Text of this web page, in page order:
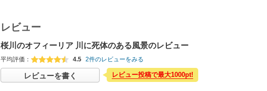
レビュー
桜川のオフィーリア 川に死体のある風景のレビュー
平均評価： 4.5 2件のレビューをみる
レビューを書く レビュー投稿で最大1000pt!